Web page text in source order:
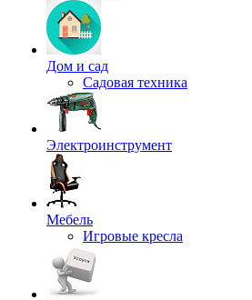
Дом и сад
Садовая техника
Электроинструмент
Мебель
Игровые кресла